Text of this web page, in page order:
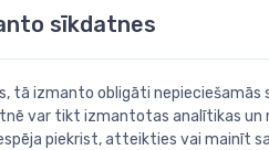
sīkdatnes
tā izmanto obligāti nepieciešamās
var tikt izmantotas analītikas
piekrist, atteikties vai mainīt